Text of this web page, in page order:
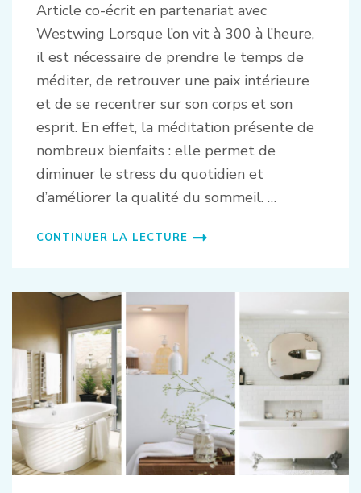
Article co-écrit en partenariat avec
Westwing Lorsque l’on vit à 300 à l’heure,
il est nécessaire de prendre le temps de
méditer, de retrouver une paix intérieure
et de se recentrer sur son corps et son
esprit. En effet, la méditation présente de
nombreux bienfaits : elle permet de
diminuer le stress du quotidien et
d’améliorer la qualité du sommeil. …
CONTINUER LA LECTURE